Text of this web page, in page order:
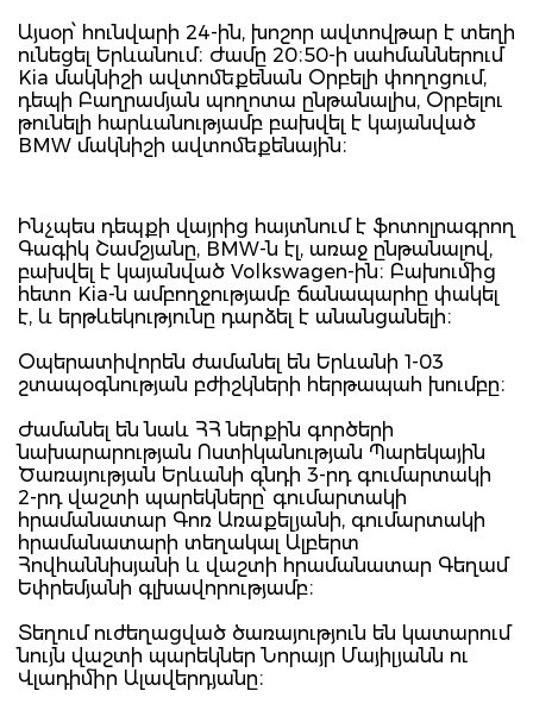
Այսօր՝ հունվարի 24-ին, խոշոր ավտովթար է տեղի
ունեցել Երևանում։ Ժամը 20։50-ի սահմաններում
Kia մակնիշի ավտոմեքենան Օրբելի փողոցում,
դեպի Բաղրամյան պողոտա ընթանալիս, Օրբելու
թունելի հարևանությամբ բախվել է կայանված
BMW մակնիշի ավտոմեքենային։
Ինչպես դեպքի վայրից հայտնում է ֆոտոլրագրող
Գագիկ Շամշյանը, BMW-ն էլ, առաջ ընթանալով,
բախվել է կայանված Volkswagen-ին։ Բախումից
հետո Kia-ն ամբողջությամբ ճանապարհը փակել
է, և երթևեկությունը դարձել է անանցանելի։
Օպերատիվորեն ժամանել են Երևանի 1-03
շտապօգնության բժիշկների հերթապահ խումբը։
Ժամանել են նաև ՀՀ ներքին գործերի
նախարարության Ոստիկանության Պարեկային
Ծառայության Երևանի գնդի 3-րդ գումարտակի
2-րդ վաշտի պարեկները՝ գումարտակի
հրամանատար Գոռ Առաքելյանի, գումարտակի
հրամանատարի տեղակալ Ալբերտ
Հովհաննիսյանի և վաշտի հրամանատար Գեղամ
Եփրեմյանի գլխավորությամբ։
Տեղում ուժեղացված ծառայություն են կատարում
նույն վաշտի պարեկներ Նորայր Մայիլյանն ու
Վլադիմիր Ալավերդյանը։